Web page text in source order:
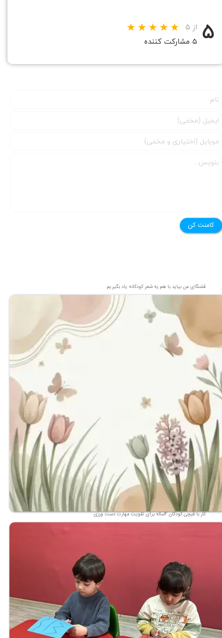
۵ از ۵
۵ مشارکت کننده
کامنت کن
قشنگای من بيايد با هم یه شعر کودکانه ياد بگیریم
کار با قیچی کودکان 4ساله برای تقویت مهارت دست ورزی